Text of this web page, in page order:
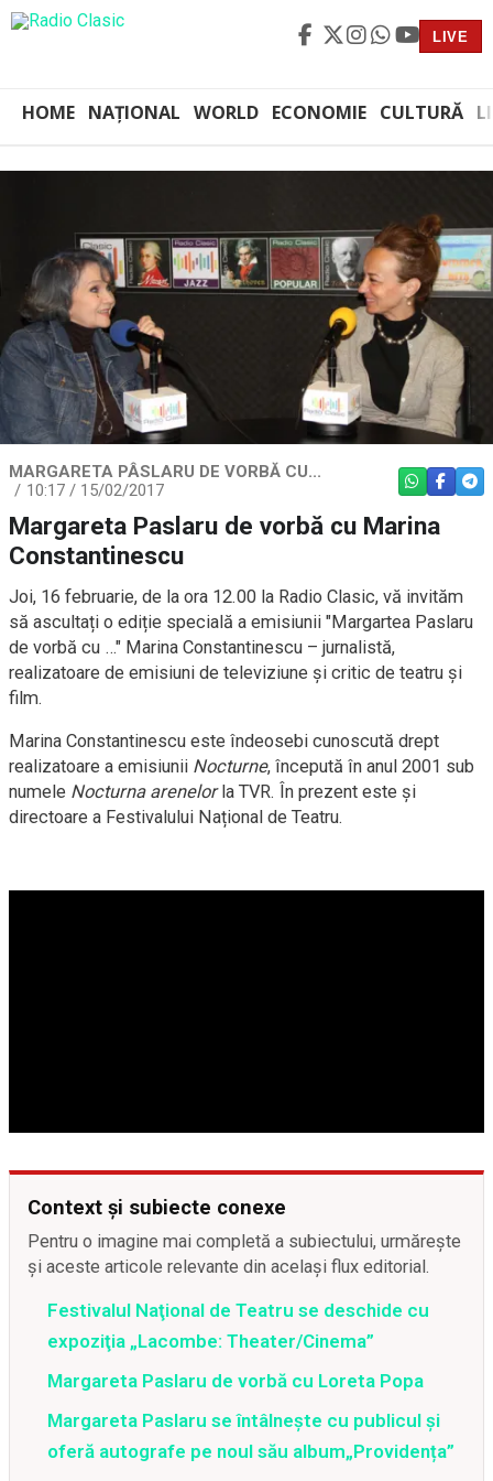
LIVE
HOME NAȚIONAL WORLD ECONOMIE CULTURĂ
MARGARETA PÂSLARU DE VORBĂ CU...
10:17 / 15/02/2017
WHATSAPP
Margareta Paslaru de vorbă cu Marina
Constantinescu
Joi, 16 februarie, de la ora 12.00 la Radio Clasic, vă invităm
să ascultați o ediție specială a emisiunii "Margartea Paslaru
de vorbă cu …" Marina Constantinescu – jurnalistă,
realizatoare de emisiuni de televiziune și critic de teatru și
film.
Marina Constantinescu este îndeosebi cunoscută drept
realizatoare a emisiunii Nocturne, începută în anul 2001 sub
numele Nocturna arenelorla TVR. În prezent este și
directoare a Festivalului Național de Teatru.
Context și subiecte conexe
Pentru o imagine mai completă a subiectului, urmărește
și aceste articole relevante din același flux editorial.
Festivalul Naţional de Teatru se deschide cu
expoziţia „Lacombe: Theater/Cinema”
Margareta Paslaru de vorbă cu Loreta Popa
Margareta Paslaru se întâlnește cu publicul și
oferă autografe pe noul său album„Providența”